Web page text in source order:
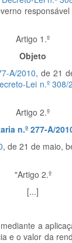
Artigo 1.º
Objeto
A/2010, de 21
Lei n.º 308/
Artigo 2.º
n.º 277-A/
, de 21 de maio,
"Artigo 2.º
[...]
a
e o valor da